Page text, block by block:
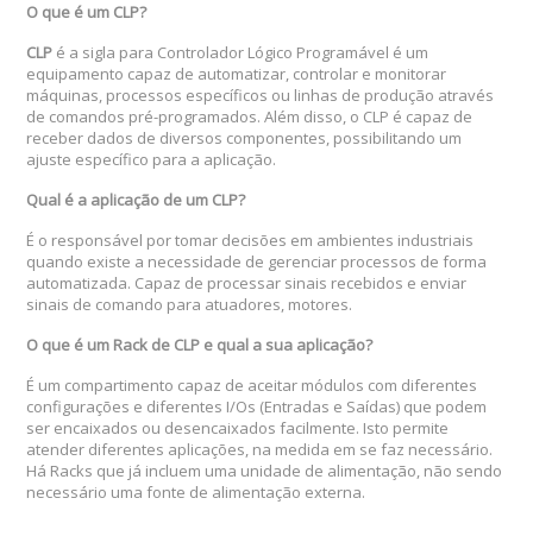
O que é um CLP?
CLP é a sigla para Controlador Lógico Programável é um
equipamento capaz de automatizar, controlar e monitorar
máquinas, processos específicos ou linhas de produção através
de comandos pré-programados. Além disso, o CLP é capaz de
receber dados de diversos componentes, possibilitando um
ajuste específico para a aplicação.
Qual é a aplicação de um CLP?
É o responsável por tomar decisões em ambientes industriais
quando existe a necessidade de gerenciar processos de forma
automatizada. Capaz de processar sinais recebidos e enviar
sinais de comando para atuadores, motores.
O que é um Rack de CLP e qual a sua aplicação?
É um compartimento capaz de aceitar módulos com diferentes
configurações e diferentes I/Os (Entradas e Saídas) que podem
ser encaixados ou desencaixados facilmente. Isto permite
atender diferentes aplicações, na medida em se faz necessário.
Há Racks que já incluem uma unidade de alimentação, não sendo
necessário uma fonte de alimentação externa.